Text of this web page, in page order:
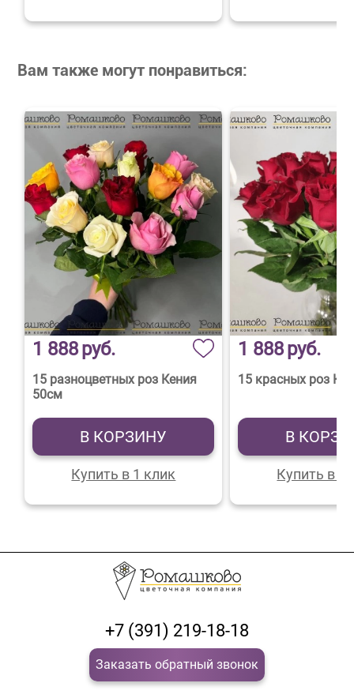
Вам также могут понравиться:
1 888руб.
15 разноцветных роз Кения
50см
В КОРЗИНУ
Купить в 1 клик
1 888руб.
15 красных роз
В
Купить в 1
+7 (391) 219-18-18
Заказать обратный звонок